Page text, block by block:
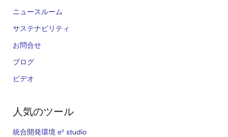
ニュースルーム
サステナビリティ
お問合せ
ブログ
ビデオ
人気のツール
統合開発環境 e² studio